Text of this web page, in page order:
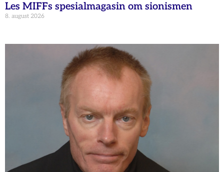
Les MIFFs spesialmagasin om sionismen
8. august 2026